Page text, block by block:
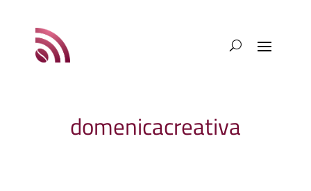
domenicacreativa